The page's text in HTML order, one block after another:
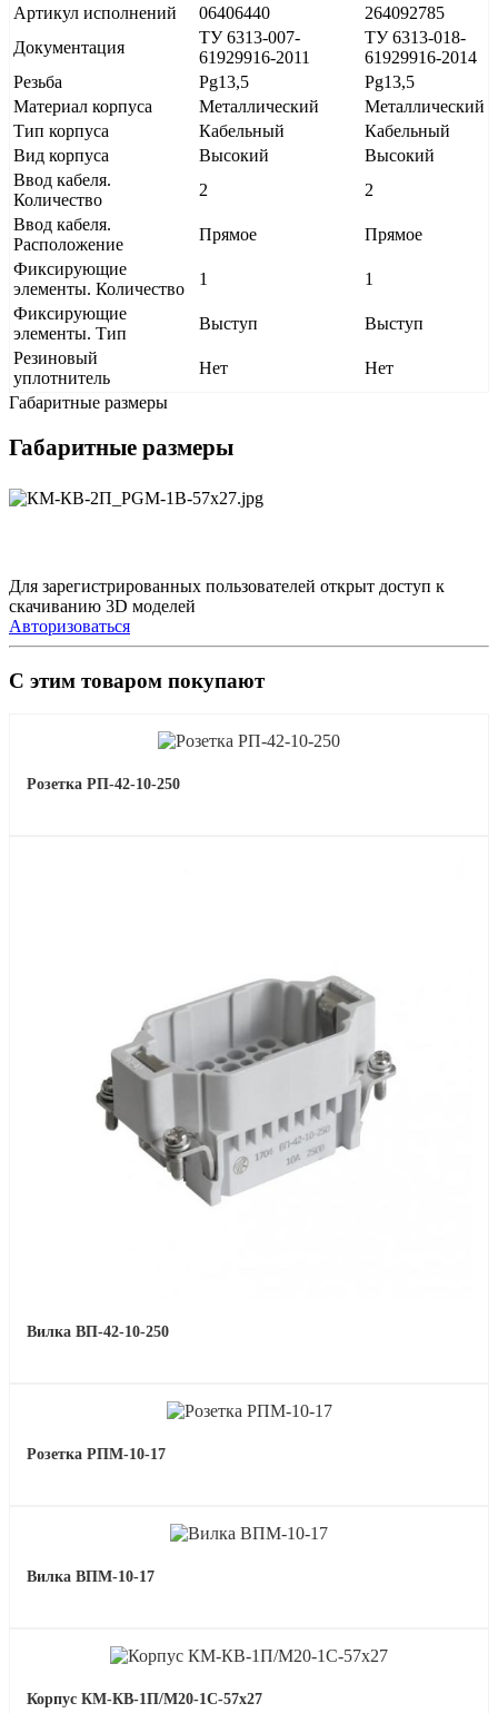
Артикул исполнений
06406440
264092785
Документация
ТУ 6313-007-
61929916-2011
ТУ 6313-018-
61929916-2014
Резьба
Pg13,5
Pg13,5
Материал корпуса
Металлический
Металлический
Тип корпуса
Кабельный
Кабельный
Вид корпуса
Высокий
Высокий
Ввод кабеля.
Количество
2
2
Ввод кабеля.
Расположение
Прямое
Прямое
Фиксирующие
элементы. Количество
1
1
Фиксирующие
элементы. Тип
Выступ
Выступ
Резиновый
уплотнитель
Нет
Нет
Габаритные размеры
Габаритные размеры
Для зарегистрированных пользователей открыт доступ к
скачиванию 3D моделей
Авторизоваться
С этим товаром покупают
Розетка РП-42-10-250
Вилка ВП-42-10-250
Розетка РПМ-10-17
Вилка ВПМ-10-17
Корпус КМ-КВ-1П/М20-1С-57х27